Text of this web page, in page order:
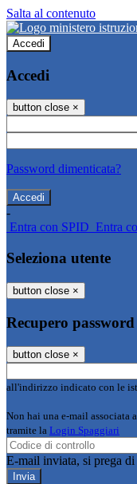
Salta al contenuto
Accedi
Accedi
button close ×
Password dimenticata?
-
Entra con SPID Entra
Seleziona utente
button close ×
Recupero password
button close ×
all'indirizzo indicato con le
Non hai una e-mail associata
tramite la Login Spaggiari
E-mail inviata, si prega